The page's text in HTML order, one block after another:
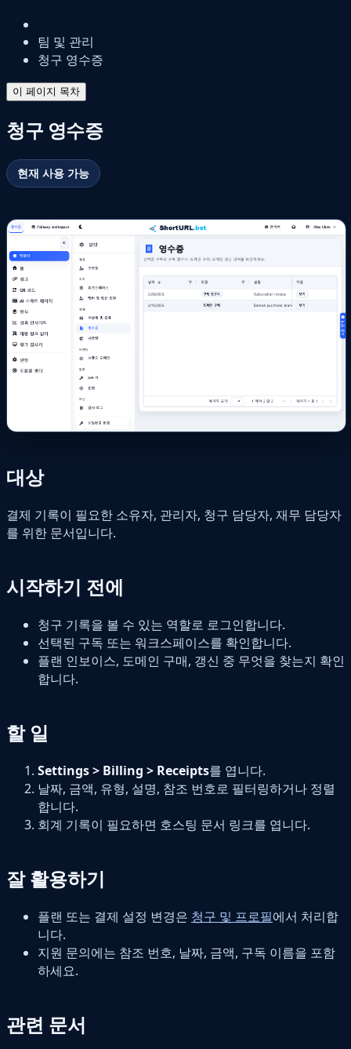
팀 및 관리
청구 영수증
이 페이지 목차
청구 영수증
현재 사용 가능
대상
결제 기록이 필요한 소유자, 관리자, 청구 담당자, 재무 담당자
를 위한 문서입니다.
시작하기 전에
청구 기록을 볼 수 있는 역할로 로그인합니다.
선택된 구독 또는 워크스페이스를 확인합니다.
플랜 인보이스, 도메인 구매, 갱신 중 무엇을 찾는지 확인
합니다.
할 일
Settings > Billing > Receipts를 엽니다.
날짜, 금액, 유형, 설명, 참조 번호로 필터링하거나 정렬
합니다.
회계 기록이 필요하면 호스팅 문서 링크를 엽니다.
잘 활용하기
플랜 또는 결제 설정 변경은 청구 및 프로필에서 처리합
니다.
지원 문의에는 참조 번호, 날짜, 금액, 구독 이름을 포함
하세요.
관련 문서